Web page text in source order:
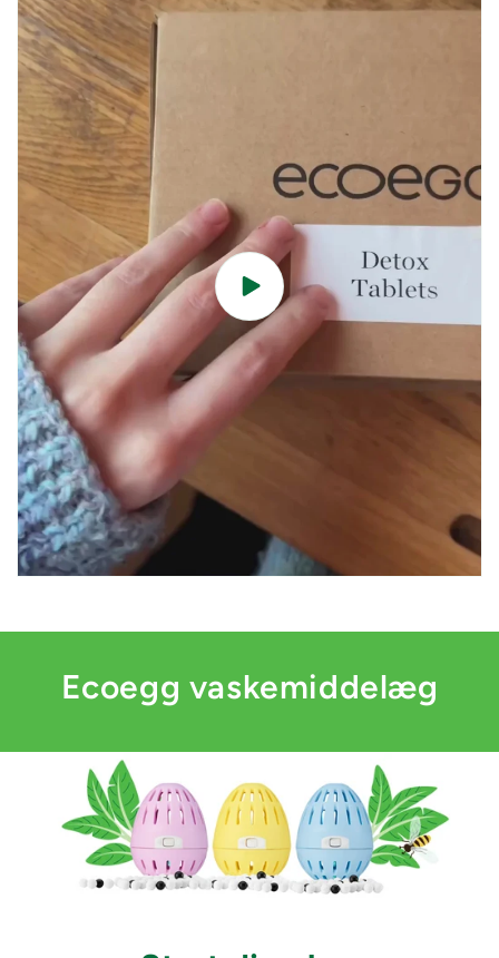
Ecoegg vaskemiddelæg